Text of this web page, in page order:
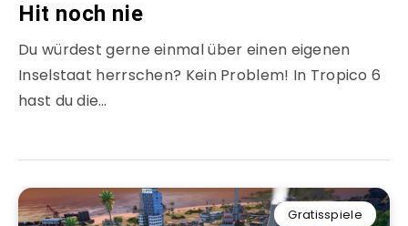
Hit noch nie
Du würdest gerne einmal über einen eigenen
Inselstaat herrschen? Kein Problem! In Tropico 6
hast du die…
Gratisspiele